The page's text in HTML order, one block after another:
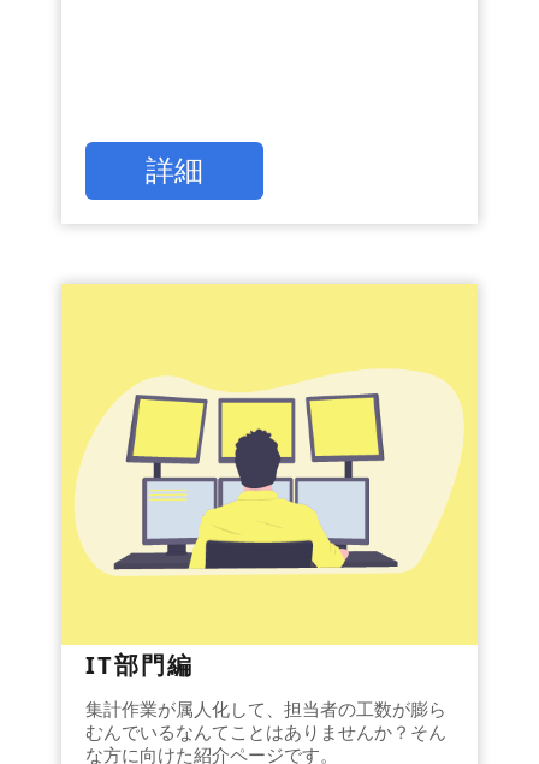
詳細
IT部門編
集計作業が属人化して、担当者の工数が膨ら
むんでいるなんてことはありませんか？そん
な方に向けた紹介ページです。